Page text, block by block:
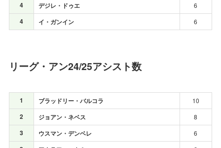
4 デジレ・ドゥエ 6
4 イ・ガンイン 6
リーグ・アン24/25アシスト数
1 ブラッドリー・バルコラ 10
2 ジョアン・ネベス 8
3 ウスマン・デンベレ 6